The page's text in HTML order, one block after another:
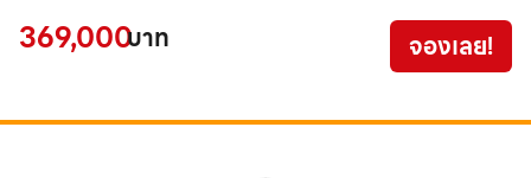
369,000บาท จองเลย!